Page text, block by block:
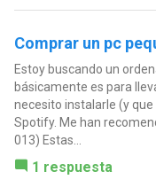
Comprar un pc
Estoy buscando un
básicamente es para
necesito instalarle (y
Spotify. Me han
013) Estas...
1 respuesta